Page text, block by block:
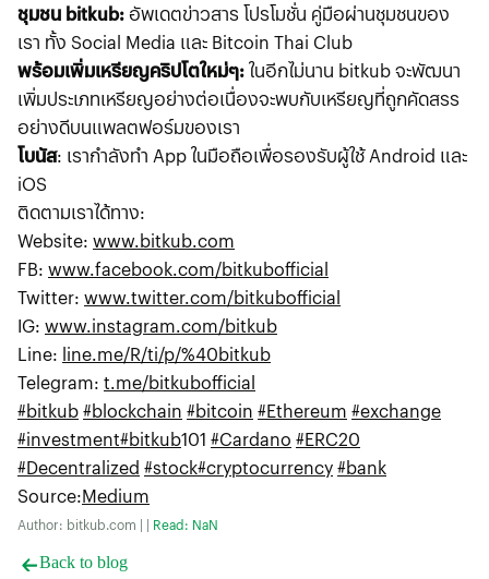
ชุมชน bitkub:อัพเดตข่าวสาร โปรโมชั่น คู่มือผ่านชุมชนของ
เรา ทั้ง Social Media และ Bitcoin Thai Club
พร้อมเพิ่มเหรียญคริปโตใหม่ๆ:ในอีกไม่นาน bitkub จะพัฒนา
เพิ่มประเภทเหรียญอย่างต่อเนื่องจะพบกับเหรียญที่ถูกคัดสรร
อย่างดีบนแพลตฟอร์มของเรา
โบนัส: เรากำลังทำ App ในมือถือเพื่อรองรับผู้ใช้ Android และ
iOS
ติดตามเราได้ทาง:
Website: www.bitkub.com
FB: www.facebook.com/bitkubofficial
Twitter: www.twitter.com/bitkubofficial
IG: www.instagram.com/bitkub
Line: line.me/R/ti/p/%40bitkub
Telegram: t.me/bitkubofficial
#bitkub#blockchain #bitcoin #Ethereum #exchange
#investment#bitkub101 #Cardano #ERC20
#Decentralized #stock#cryptocurrency#bank
Source:Medium
Author: bitkub.com | | Read: NaN
Back to blog